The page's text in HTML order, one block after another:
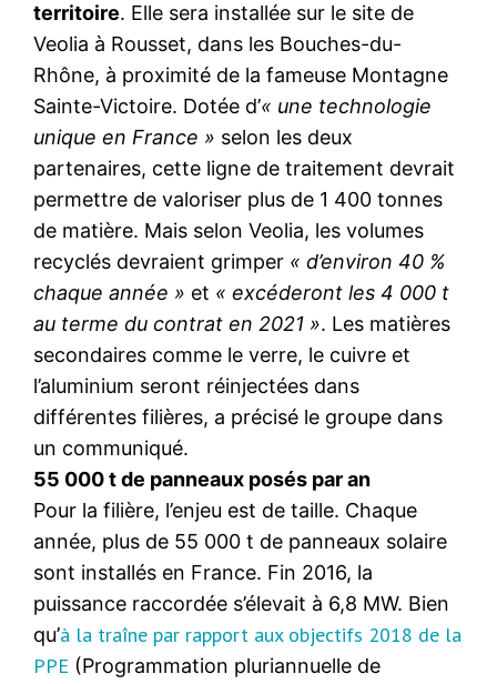
territoire. Elle sera installée sur le site de
Veolia à Rousset, dans les Bouches-du-
Rhône, à proximité de la fameuse Montagne
Sainte-Victoire. Dotée d’« une technologie
unique en France » selon les deux
partenaires, cette ligne de traitement devrait
permettre de valoriser plus de 1 400 tonnes
de matière. Mais selon Veolia, les volumes
recyclés devraient grimper « d’environ 40 %
chaque année » et « excéderont les 4 000 t
au terme du contrat en 2021 ». Les matières
secondaires comme le verre, le cuivre et
l’aluminium seront réinjectées dans
différentes filières, a précisé le groupe dans
un communiqué.
55 000 t de panneaux posés par an
Pour la filière, l’enjeu est de taille. Chaque
année, plus de 55 000 t de panneaux solaire
sont installés en France. Fin 2016, la
puissance raccordée s’élevait à 6,8 MW. Bien
qu’à la traîne par rapport aux objectifs 2018 de la
PPE (Programmation pluriannuelle de